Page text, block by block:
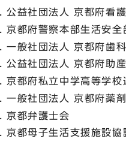
公益社団法人 京都府看
京都府警察本部生活安
一般社団法人 京都府歯
公益社団法人 京都府助
京都府私立中学高等学校
一般社団法人 京都府薬
京都弁護士会
京都母子生活支援施設協